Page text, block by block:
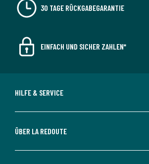
30 TAGE RÜCKGABEGARANTIE
EINFACH UND SICHER ZAHLEN*
HILFE & SERVICE
ÜBER LA REDOUTE